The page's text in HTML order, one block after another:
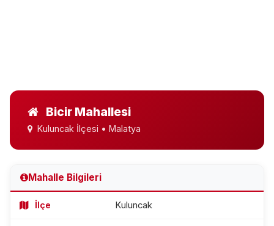
Bicir Mahallesi
Kuluncak İlçesi • Malatya
Mahalle Bilgileri
İlçe Kuluncak